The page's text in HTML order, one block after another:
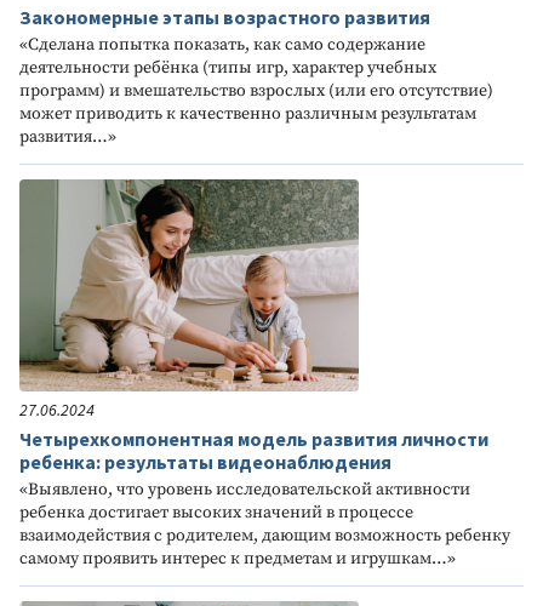
Закономерные этапы возрастного развития
«Сделана попытка показать, как само содержание
деятельности ребёнка (типы игр, характер учебных
программ) и вмешательство взрослых (или его отсутствие)
может приводить к качественно различным результатам
развития…»
27.06.2024
Четырехкомпонентная модель развития личности
ребенка: результаты видеонаблюдения
«Выявлено, что уровень исследовательской активности
ребенка достигает высоких значений в процессе
взаимодействия с родителем, дающим возможность ребенку
самому проявить интерес к предметам и игрушкам…»